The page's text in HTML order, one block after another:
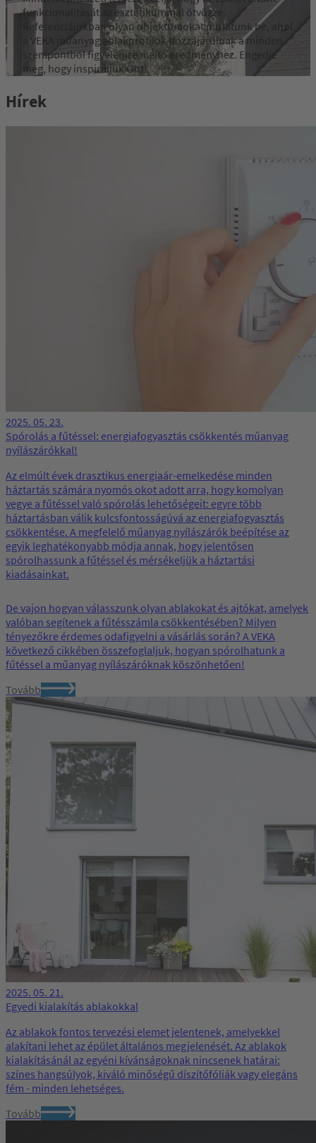
funkcionalitását az esztétikummal ötvözze.
Referenciáinkban olyan objektumokat mutatunk be, ahol
a VEKA műanyag ablakprofilok hozzájárulnak a minden
szempontból figyelemre méltó eredményhez. Engedje
meg, hogy inspiráljuk Önt!
Referenciák
Hírek
2025. 05. 23.
Spórolás a fűtéssel: energiafogyasztás csökkentés műanyag
nyílászárókkal!
Az elmúlt évek drasztikus energiaár-emelkedése minden
háztartás számára nyomós okot adott arra, hogy komolyan
vegye a fűtéssel való spórolás lehetőségeit: egyre több
háztartásban válik kulcsfontosságúvá az energiafogyasztás
csökkentése. A megfelelő műanyag nyílászárók beépítése az
egyik leghatékonyabb módja annak, hogy jelentősen
spórolhassunk a fűtéssel és mérsékeljük a háztartási
kiadásainkat.
De vajon hogyan válasszunk olyan ablakokat és ajtókat, amelyek
valóban segítenek a fűtésszámla csökkentésében? Milyen
tényezőkre érdemes odafigyelni a vásárlás során? A VEKA
következő cikkében összefoglaljuk, hogyan spórolhatunk a
fűtéssel a műanyag nyílászáróknak köszönhetően!
Tovább
2025. 05. 21.
Egyedi kialakítás ablakokkal
Az ablakok fontos tervezési elemet jelentenek, amelyekkel
alakítani lehet az épület általános megjelenését. Az ablakok
kialakításánál az egyéni kívánságoknak nincsenek határai:
színes hangsúlyok, kiváló minőségű díszítőfóliák vagy elegáns
fém - minden lehetséges.
Tovább